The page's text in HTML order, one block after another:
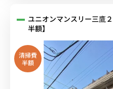
ユニオンマンスリー三鷹
半額】
清掃費
半額